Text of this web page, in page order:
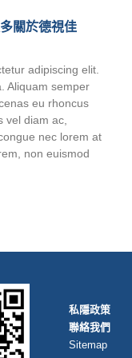
關於德視佳
adipiscing elit.
Aliquam semper
eu rhoncus
vel diam ac,
nec lorem at
non euismod
私隱政策
聯絡我們
Sitemap